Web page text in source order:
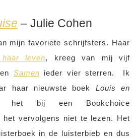
– Julie Cohen
mijn favoriete schrijfsters. Haar
leven, kreeg van mij vijf
en Samen ieder vier sterren. Ik
haar nieuwste boek Louis en
bij een Bookchoice
het vervolgens niet te lezen. Het
in de luisterbieb en dus